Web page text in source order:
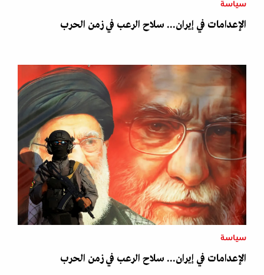
سياسة
الإعدامات في إيران... سلاح الرعب في زمن الحرب
سياسة
الإعدامات في إيران... سلاح الرعب في زمن الحرب